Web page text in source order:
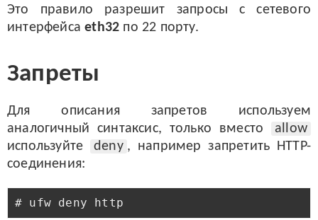
Это правило разрешит запросы с сетевого
интерфейсаeth32 по 22 порту.
Запреты
Для описания запретов используем
аналогичный синтаксис, только вместо
allow
используйте
deny , например запретить HTTP-
соединения: